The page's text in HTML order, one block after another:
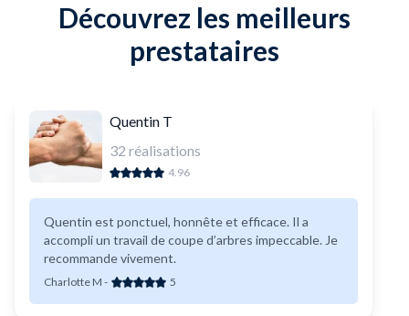
Découvrez les meilleurs
prestataires
Quentin T
32 réalisations
4.96
Quentin est ponctuel, honnête et efficace. Il a
accompli un travail de coupe d’arbres impeccable. Je
recommande vivement.
Charlotte M - 5